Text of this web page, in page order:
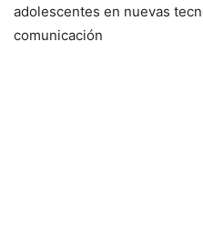
adolescentes en nuevas
comunicación